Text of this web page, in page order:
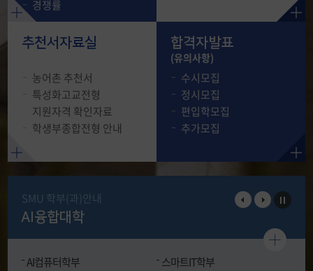
2027학년도 수시모집 성적산출 서
비스 안내
[☞ 자세히 보기]
경쟁률
추천서자료실
농어촌 추천서
특성화고교전형
지원자격 확인자료
학생부종합전형 안내
합격자발표
(유의사항)
수시모집
정시모집
편입학모집
추가모집
SMU 학부(과)안내
AI융합대학
AI컴퓨터학부
스마트IT학부